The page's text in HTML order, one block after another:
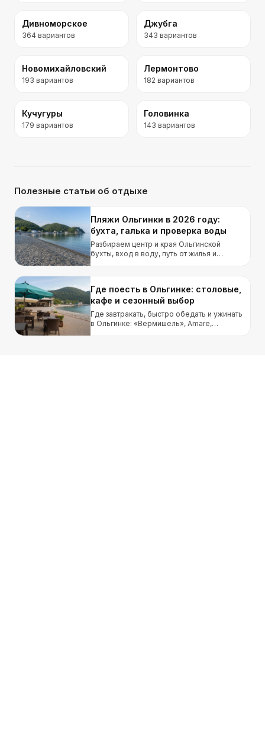
Дивноморское
364 вариантов
Джубга
343 вариантов
Новомихайловский
193 вариантов
Лермонтово
182 вариантов
Кучугуры
179 вариантов
Головинка
143 вариантов
Полезные статьи об отдыхе
Пляжи Ольгинки в 2026 году:
бухта, галька и проверка воды
Разбираем центр и края Ольгинской
бухты, вход в воду, путь от жилья и
Где поесть в Ольгинке: столовые,
кафе и сезонный выбор
Где завтракать, быстро обедать и ужинать
в Ольгинке: «Вермишель», Amare,